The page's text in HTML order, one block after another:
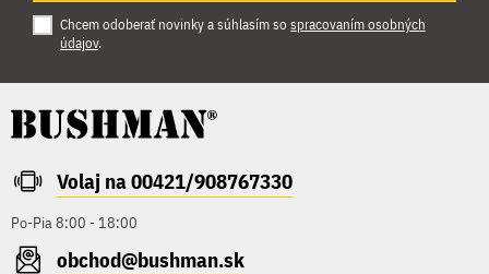
Chcem odoberať novinky a súhlasím so spracovaním osobných
údajov.
Volaj na 00421/908767330
Po-Pia 8:00 - 18:00
obchod@bushman.sk